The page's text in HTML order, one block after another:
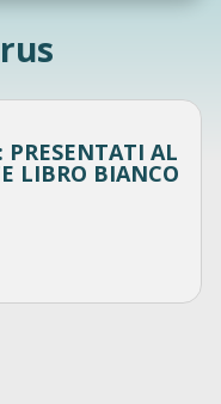
con
le infezioni
PRESENTATI AL
LIBRO BIANCO